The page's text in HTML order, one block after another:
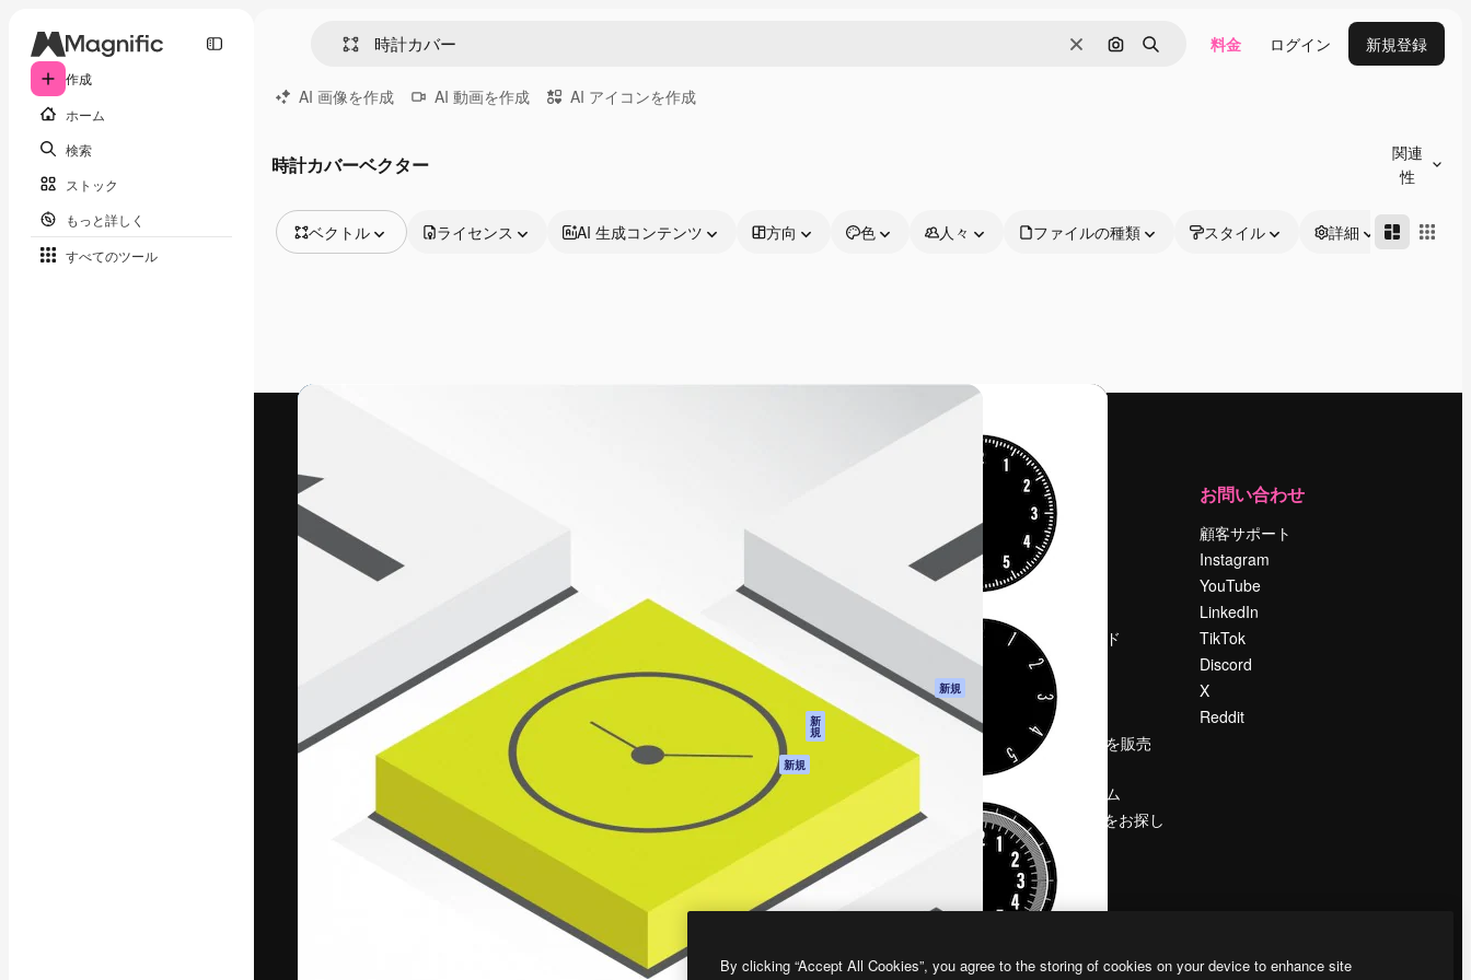
作成
ホーム
検索
ストック
もっと詳しく
すべてのツール
消去 画像で検索
検索 料金 ログイン 新規登録
AI 画像を作成 AI 動画を作成 AI アイコンを作成
時計カバーベクター
関連
性
ベクトル
動画
3D モデル
フォント
ライセンス AI 生成コンテンツ 方向 色 人々 ファイルの種類 スタイル 詳細
ットフォーム。クリエイター、企業、代理
店、スタジオを含む100万人以上が利用して
AI アシスタント
AI 画像生成ツール
AI 動画生成ツール
AI 音声合成ツール
ストックコンテン
ツ
Claude/ChatGPT
新
規
エージェント 新規
モバイルアプリ
すべてのMagnificツ
ール
ドキュメント
利用規約
プライバシーポリ
シー
オリジナル 新規
クッキーポリシー
トラストセンター
アフィリエイト
法人向け
運営
料金
会社概要
検索トレンド
ブログ
イベント
Slidesgo
コンテンツを販売
プレスルーム
magnific.aiをお探し
ですか？
お問い合わせ
顧客サポート
Instagram
YouTube
LinkedIn
TikTok
Discord
X
Reddit
Freepik Company S.L.U.
By clicking “Accept All Cookies”, you agree to the storing of cookies on your device to enhance site